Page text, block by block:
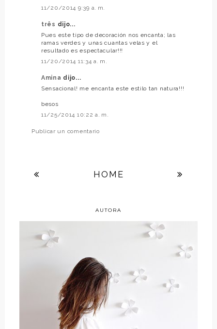
11/20/2014 9:39 a. m.
três dijo...
Pues este tipo de decoración nos encanta; las
ramas verdes y unas cuantas velas y el
resultado es espectacular!!!
11/20/2014 11:34 a. m.
Amina dijo...
Sensacional! me encanta este estilo tan natura!!!
besos
11/25/2014 10:22 a. m.
Publicar un comentario
HOME
AUTORA